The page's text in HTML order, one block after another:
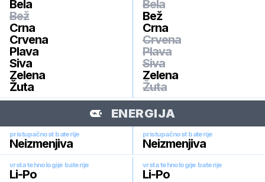
Bela
Bež
Crna
Crvena
Plava
Siva
Zelena
Žuta
Bela
Bež
Crna
Crvena
Plava
Siva
Zelena
Žuta
ENERGIJA
pristupačnost baterije
Neizmenjiva
pristupačnost baterije
Neizmenjiva
vrsta tehnologije baterije
Li-Po
vrsta tehnologije baterije
Li-Po